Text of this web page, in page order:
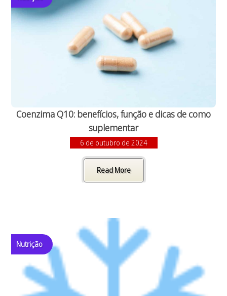
Coenzima Q10: benefícios, função e dicas de como
suplementar
6 de outubro de 2024
Read More
Nutrição